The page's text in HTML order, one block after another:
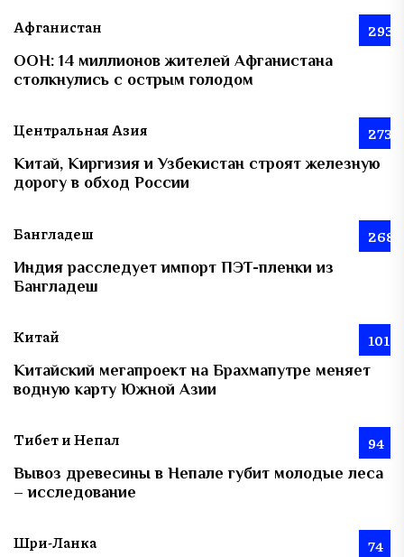
Афганистан 293
ООН: 14 миллионов жителей Афганистана
столкнулись с острым голодом
Центральная Азия 273
Китай, Киргизия и Узбекистан строят железную
дорогу в обход России
Бангладеш 268
Индия расследует импорт ПЭТ-пленки из
Бангладеш
Китай 101
Китайский мегапроект на Брахмапутре меняет
водную карту Южной Азии
Тибет и Непал 94
Вывоз древесины в Непале губит молодые леса
– исследование
Шри-Ланка 74